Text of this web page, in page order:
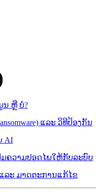
ນ ຫຼື ບໍ່?
ແລະ ວິທີປ້ອງກັນ
AI
ມຄວາມປອດໄພໃຫ້ກັບລະບົບ
ລະ ມາດຕະການແກ້ໄຂ